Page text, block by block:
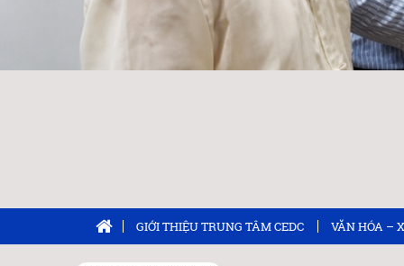
GIỚI THIỆU TRUNG TÂM CEDC VĂN HÓA –